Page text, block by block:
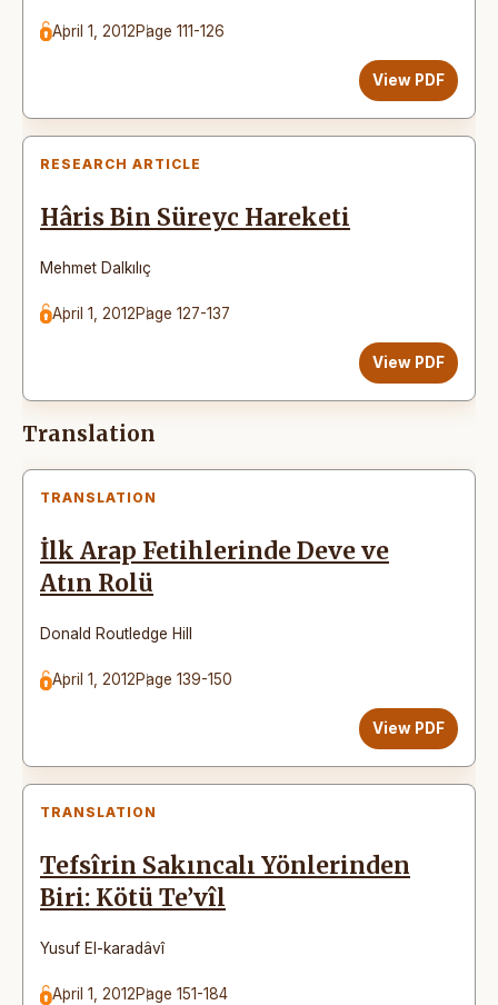
April 1, 2012Page 111-126
View PDF
RESEARCH ARTICLE
Hâris Bin Süreyc Hareketi
Mehmet Dalkılıç
April 1, 2012Page 127-137
View PDF
Translation
TRANSLATION
İlk Arap Fetihlerinde Deve ve
Atın Rolü
Donald Routledge Hill
April 1, 2012Page 139-150
View PDF
TRANSLATION
Tefsîrin Sakıncalı Yönlerinden
Biri: Kötü Te’vîl
Yusuf El-karadâvî
April 1, 2012Page 151-184